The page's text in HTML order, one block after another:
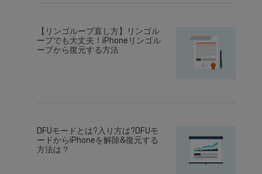
【リンゴループ直し方】リンゴル
ープでも大丈夫！iPhoneリンゴル
ープから復元する方法
DFUモードとは?入り方は?DFUモ
ードからiPhoneを解除&復元する
方法は？